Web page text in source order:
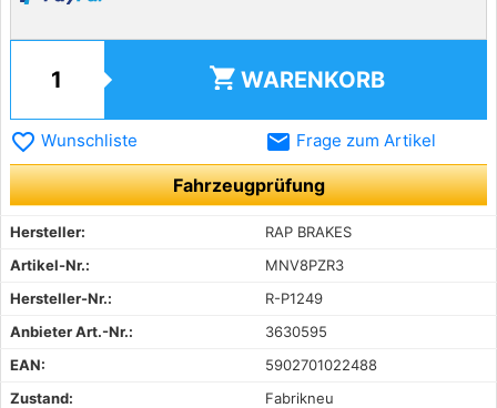
shopping_cart WARENKORB
favorite_border Wunschliste email Frage zum Artikel
Fahrzeugprüfung
Hersteller:
RAP BRAKES
Artikel-Nr.:
MNV8PZR3
Hersteller-Nr.:
R-P1249
Anbieter Art.-Nr.:
3630595
EAN:
5902701022488
Zustand:
Fabrikneu